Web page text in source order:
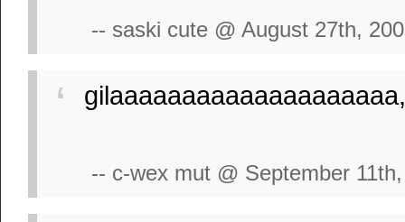
-- saski cute @ August 27th,
-- c-wex mut @ September